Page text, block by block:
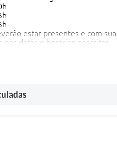
estar presentes e com
datas e horários descritos.